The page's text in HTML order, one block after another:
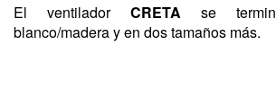
El ventilador CRETA se
blanco/madera y en dos tamaños más.